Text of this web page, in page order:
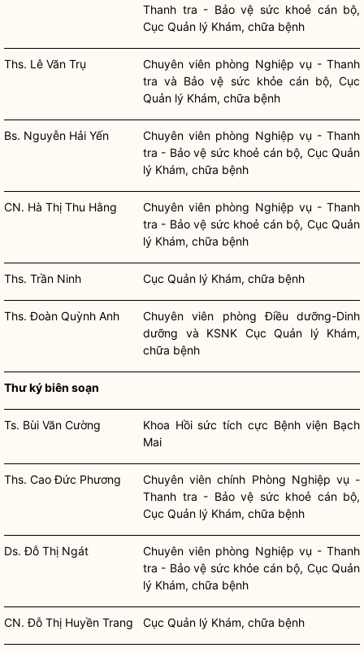
Thanh tra - Bảo vệ sức khoẻ cán bộ,
Cục Quản lý Khám, chữa bệnh
Ths. Lê Văn Trụ Chuyên viên phòng Nghiệp vụ - Thanh
tra và Bảo vệ sức khỏe cán bộ, Cục
Quản lý Khám, chữa bệnh
Bs. Nguyễn Hải Yến Chuyên viên phòng Nghiệp vụ - Thanh
tra - Bảo vệ sức khoẻ cán bộ, Cục Quản
lý Khám, chữa bệnh
CN. Hà Thị Thu Hằng Chuyên viên phòng Nghiệp vụ - Thanh
tra - Bảo vệ sức khoẻ cán bộ, Cục Quản
lý Khám, chữa bệnh
Ths. Trần Ninh Cục Quản lý Khám, chữa bệnh
Ths. Đoàn Quỳnh Anh Chuyên viên phòng Điều dưỡng-Dinh
dưỡng và KSNK Cục Quản lý Khám,
chữa bệnh
Thư kýbiên soạn
Ts. Bùi Văn Cường
Khoa Hồi sức tích cực Bệnh viện Bạch
Mai
Ths. Cao Đức Phương Chuyên viên chính Phòng Nghiệp vụ -
Thanh tra - Bảo vệ sức khoẻ cán bộ,
Cục Quản lý Khám, chữa bệnh
Ds. Đỗ Thị Ngát Chuyên viên phòng Nghiệp vụ - Thanh
tra - Bảo vệ sức khỏe cán bộ, Cục Quản
lý Khám, chữa bệnh
CN. Đỗ Thị Huyền Trang Cục Quản lý Khám, chữa bệnh